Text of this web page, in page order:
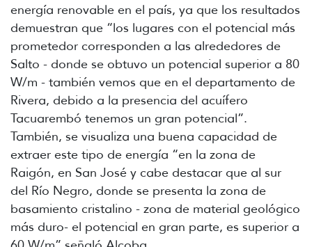
energía renovable en el país, ya que los resultados
demuestran que “los lugares con el potencial más
prometedor corresponden a las alrededores de
Salto - donde se obtuvo un potencial superior a 80
W/m - también vemos que en el departamento de
Rivera, debido a la presencia del acuífero
Tacuarembó tenemos un gran potencial”.
También, se visualiza una buena capacidad de
extraer este tipo de energía “en la zona de
Raigón, en San José y cabe destacar que al sur
del Río Negro, donde se presenta la zona de
basamiento cristalino - zona de material geológico
más duro- el potencial en gran parte, es superior a